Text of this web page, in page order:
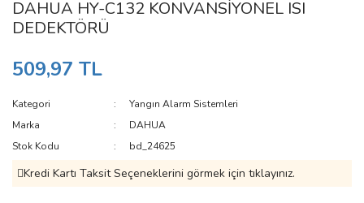
DAHUA HY-C132 KONVANSİYONEL ISI
DEDEKTÖRÜ
509,97 TL
Kategori
Yangın Alarm Sistemleri
Marka
DAHUA
Stok Kodu
bd_24625
Kredi Kartı Taksit Seçeneklerini görmek için tıklayınız.